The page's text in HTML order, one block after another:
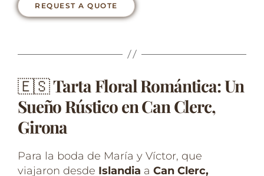
REQUEST A QUOTE
🇪🇸Tarta Floral Romántica: Un
Sueño Rústico en Can Clerc,
Girona
Para la boda de María y Víctor, que
viajaron desde Islandia a Can Clerc,